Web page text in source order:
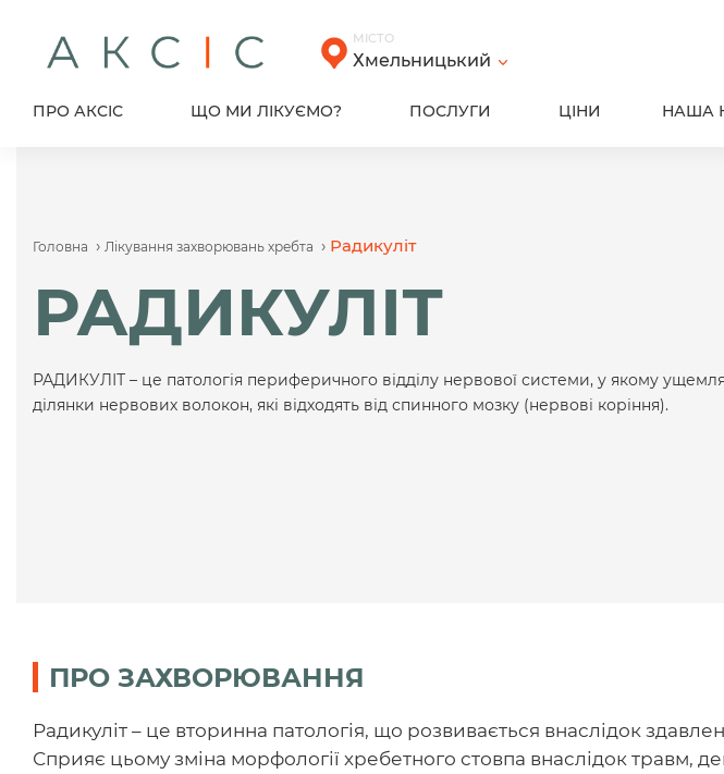
content
МІСТО
Хмельницький
ПРО АКСІС ЩО МИ ЛІКУЄМО? ПОСЛУГИ ЦІНИ НАША
Головна › Лікування захворювань хребта › Радикуліт
РАДИКУЛІТ
РАДИКУЛІТ – це патологія периферичного відділу нервової системи, у якому
ділянки нервових волокон, які відходять від спинного мозку (нервові коріння).
ПРО ЗАХВОРЮВАННЯ
Радикуліт – це вторинна патологія, що розвивається внаслідок
Сприяє цьому зміна морфології хребетного стовпа внаслідок травм,